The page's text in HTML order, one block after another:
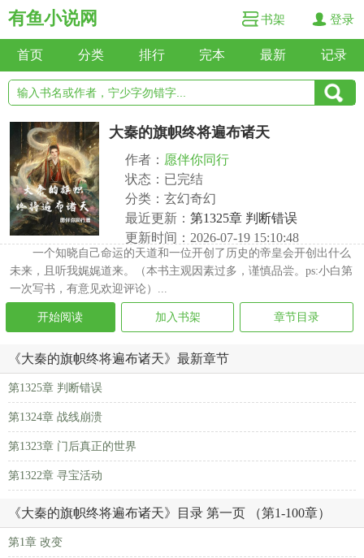
有鱼小说网 书架 登录
首页 分类 排行 完本 最新 记录
大秦的旗帜终将遍布诸天
作者： 愿伴你同行
状态：已完结
分类：玄幻奇幻
最近更新： 第1325章 判断错误
更新时间：2026-07-19 15:10:48
一个知晓自己命运的天道和一位开创了历史的帝皇会开创出什么
未来，且听我娓娓道来。（本书主观因素过多，谨慎品尝。ps:小白第
一次写书，有意见欢迎评论）...
开始阅读 加入书架 章节目录
《大秦的旗帜终将遍布诸天》最新章节
第1325章 判断错误
第1324章 战线崩溃
第1323章 门后真正的世界
第1322章 寻宝活动
《大秦的旗帜终将遍布诸天》目录 第一页 （第1-100章）
第1章 改变